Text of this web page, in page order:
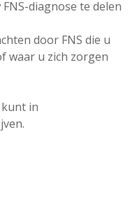
diagnose te delen
door FNS die u
waar u zich zorgen
in